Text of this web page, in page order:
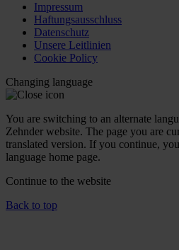
Impressum
Haftungsausschluss
Datenschutz
Unsere Leitlinien
Cookie Policy
Changing language
You are switching to an alternate
Zehnder website. The page you are
translated version. If you continue,
language home page.
Continue to the website
Back to top